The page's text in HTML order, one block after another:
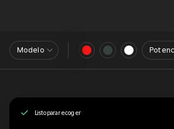
Modelo
Listo para recoger